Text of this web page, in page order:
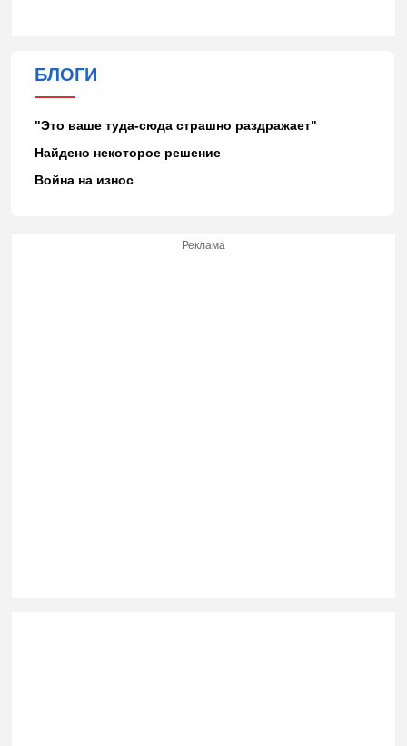
БЛОГИ
"Это ваше туда-сюда страшно раздражает"
Найдено некоторое решение
Война на износ
Реклама